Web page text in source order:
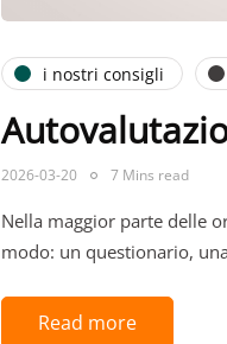
i nostri consigli
2026-03-20 7 Mins read
Nella maggior parte delle
modo: un questionario,
Read more